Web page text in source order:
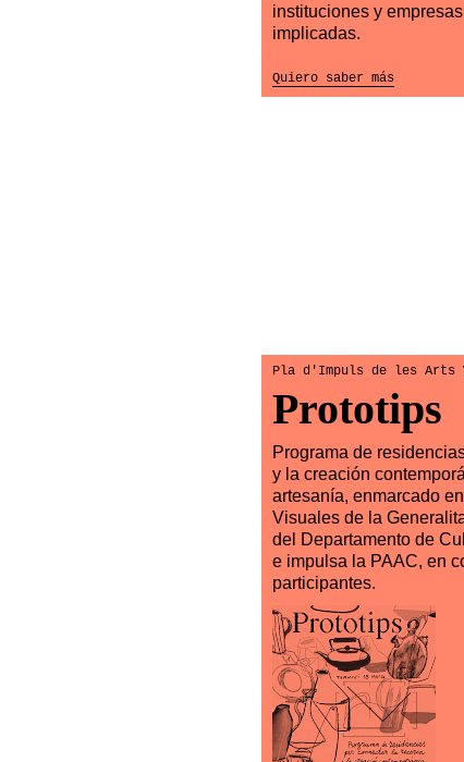
instituciones y empresas
implicadas.
Quiero saber más
Pla d'Impuls de les Arts
Prototips
Programa de
y la creación
artesanía, enmarcado
Visuales de la
del Departamento de
e impulsa la PAAC, en
participantes.